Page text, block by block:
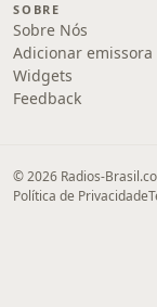
SOBRE
Sobre Nós
Adicionar emissora
Widgets
Feedback
© 2026 Radios-
Política de Privacidade